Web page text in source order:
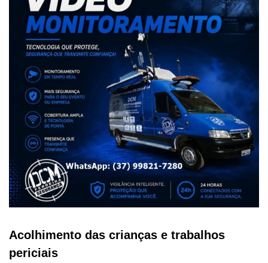
Acolhimento das crianças e trabalhos
periciais